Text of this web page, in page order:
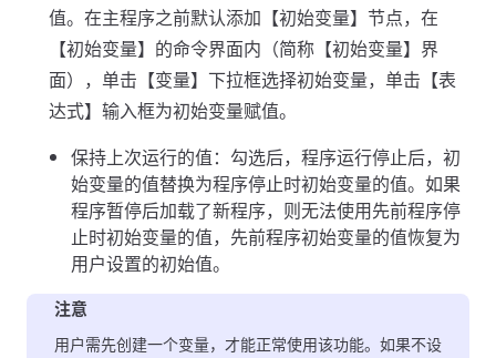
值。在主程序之前默认添加【初始变量】节点，在
【初始变量】的命令界面内（简称【初始变量】界
面），单击【变量】下拉框选择初始变量，单击【表
达式】输入框为初始变量赋值。
保持上次运行的值：勾选后，程序运行停止后，初
始变量的值替换为程序停止时初始变量的值。如果
程序暂停后加载了新程序，则无法使用先前程序停
止时初始变量的值，先前程序初始变量的值恢复为
用户设置的初始值。
注意
用户需先创建一个变量，才能正常使用该功能。如果不设